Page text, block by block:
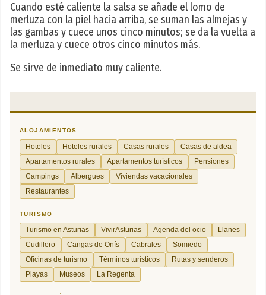
Cuando esté caliente la salsa se añade el lomo de
merluza con la piel hacia arriba, se suman las almejas y
las gambas y cuece unos cinco minutos; se da la vuelta a
la merluza y cuece otros cinco minutos más.
Se sirve de inmediato muy caliente.